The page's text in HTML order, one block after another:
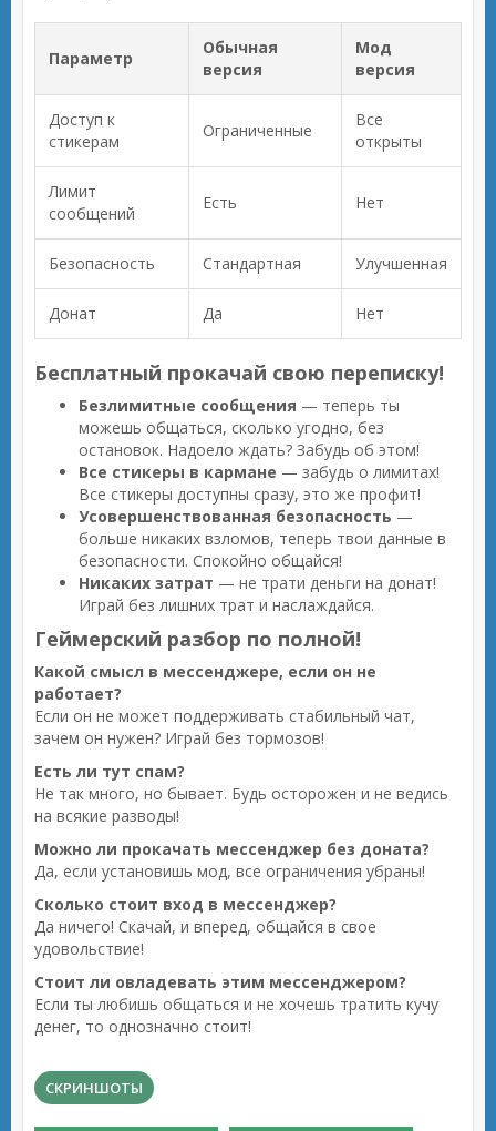
Параметр
Обычная
версия
Мод
версия
Доступ к
стикерам
Ограниченные
Все
открыты
Лимит
сообщений
Есть Нет
Безопасность Стандартная Улучшенная
Донат Да Нет
Бесплатный прокачай свою переписку!
Безлимитные сообщения — теперь ты
можешь общаться, сколько угодно, без
остановок. Надоело ждать? Забудь об этом!
Все стикеры в кармане — забудь о лимитах!
Все стикеры доступны сразу, это же профит!
Усовершенствованная безопасность —
больше никаких взломов, теперь твои данные в
безопасности. Спокойно общайся!
Никаких затрат — не трати деньги на донат!
Играй без лишних трат и наслаждайся.
Геймерский разбор по полной!
Какой смысл в мессенджере, если он не
работает?
Если он не может поддерживать стабильный чат,
зачем он нужен? Играй без тормозов!
Есть ли тут спам?
Не так много, но бывает. Будь осторожен и не ведись
на всякие разводы!
Можно ли прокачать мессенджер без доната?
Да, если установишь мод, все ограничения убраны!
Сколько стоит вход в мессенджер?
Да ничего! Скачай, и вперед, общайся в свое
удовольствие!
Стоит ли овладевать этим мессенджером?
Если ты любишь общаться и не хочешь тратить кучу
денег, то однозначно стоит!
СКРИНШОТЫ